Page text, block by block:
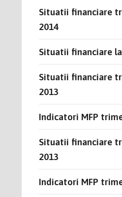
Situatii financiare
2014
Situatii financiare la
Situatii financiare
2013
Indicatori MFP
Situatii financiare
2013
Indicatori MFP